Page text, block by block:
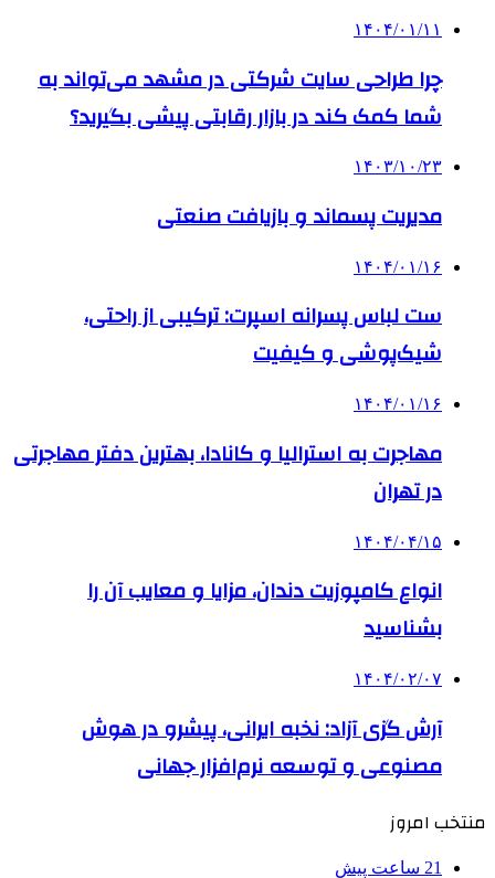
۱۴۰۴/۰۱/۱۱
چرا طراحی سایت شرکتی در مشهد می‌تواند به
شما کمک کند در بازار رقابتی پیشی بگیرید؟
۱۴۰۳/۱۰/۲۳
مدیریت پسماند و بازیافت صنعتی
۱۴۰۴/۰۱/۱۶
ست لباس پسرانه اسپرت: ترکیبی از راحتی،
شیک‌پوشی و کیفیت
۱۴۰۴/۰۱/۱۶
مهاجرت به استرالیا و کانادا، بهترین دفتر مهاجرتی
در تهران
۱۴۰۴/۰۴/۱۵
انواع کامپوزیت دندان، مزایا و معایب آن را
بشناسید
۱۴۰۴/۰۲/۰۷
آرش گزی آزاد: نخبه ایرانی، پیشرو در هوش
مصنوعی و توسعه نرم‌افزار جهانی
منتخب امروز
21 ساعت پیش